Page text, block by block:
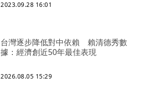
2023.09.28 16:01
台灣逐步降低對中依賴 賴清德秀數
據：經濟創近50年最佳表現
2026.08.05 15:29